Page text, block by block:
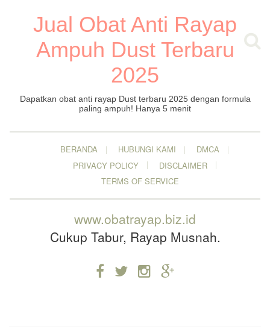
Jual Obat Anti Rayap
Ampuh Dust Terbaru
2025
Dapatkan obat anti rayap Dust terbaru 2025 dengan formula
paling ampuh! Hanya 5 menit
BERANDA HUBUNGI KAMI
DMCA
PRIVACY POLICY
DISCLAIMER
TERMS OF SERVICE
www.obatrayap.biz.id
Cukup Tabur, Rayap Musnah.